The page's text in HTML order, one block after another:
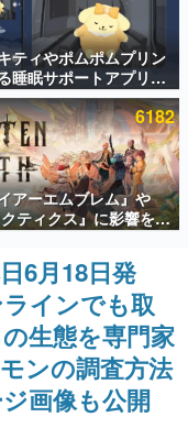
製作時のエピソードをお
）とは何か？を探ってい
赫本』は、〈試験問題〉
。
担う若きクリエイター達
を探っていきます。
さんに取材し、ゲームが
ーに与えた影響を探る企
主要なトピック・タイト
ンタビューや識者による
できる決定版！
ティやポムポムプリン
睡眠サポートアプリ
び』が配信中。キャラ
や目覚ましアラー
6182
アーエムブレム』や
ティクス』に影響を受
戦略RPG『Beaten
2027年に発売へ。
）、PS5、Xbox、
けにリリース予定
6月18日発
インでも取
生態を専門家
ンの調査方法
画像も公開